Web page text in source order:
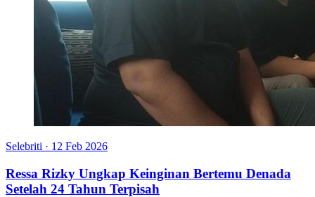
Selebriti · 12 Feb 2026
Ressa Rizky Ungkap Keinginan Bertemu Denada
Setelah 24 Tahun Terpisah